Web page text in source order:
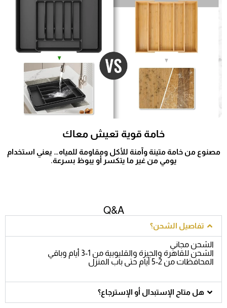
خامة قوية تعيش معاك
مصنوع من خامة متينة وآمنة للأكل ومقاومة للمياه… يعني استخدام
يومي من غير ما يتكسر أو يبوظ بسرعة.
Q&A
تفاصيل الشحن؟
الشحن مجاني
الشحن للقاهرة والجيزة والقليوبية من 1-3 أيام وباقي
المحافظات من 2-5 أيام حتى باب المنزل
هل متاح الإستبدال أو الإسترجاع؟